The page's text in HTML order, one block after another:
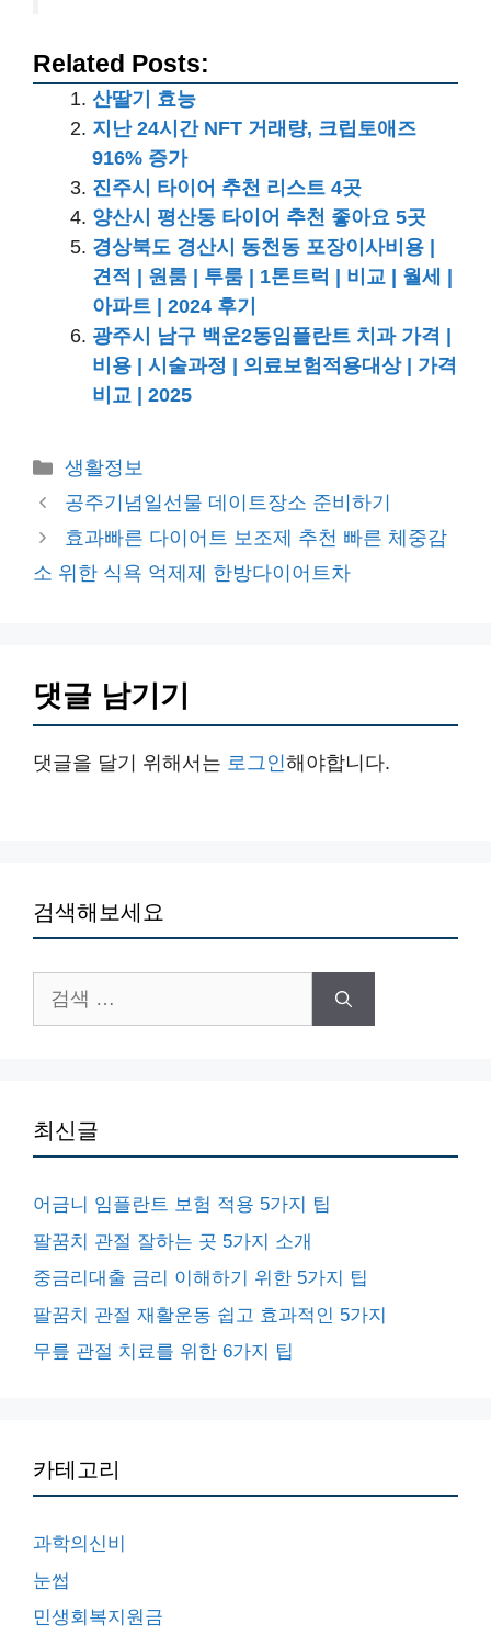
Related Posts:
산딸기 효능
지난 24시간 NFT 거래량, 크립토애즈
916% 증가
진주시 타이어 추천 리스트 4곳
양산시 평산동 타이어 추천 좋아요 5곳
경상북도 경산시 동천동 포장이사비용 |
견적 | 원룸 | 투룸 | 1톤트럭 | 비교 | 월세 |
아파트 | 2024 후기
광주시 남구 백운2동임플란트 치과 가격 |
비용 | 시술과정 | 의료보험적용대상 | 가격
비교 | 2025
카
테
리
생활정보
공주기념일선물 데이트장소 준비하기
효과빠른 다이어트 보조제 추천 빠른 체중감
소 위한 식욕 억제제 한방다이어트차
댓글 남기기
댓글을 달기 위해서는 로그인해야합니다.
검색해보세요
색:
최신글
어금니 임플란트 보험 적용 5가지 팁
팔꿈치 관절 잘하는 곳 5가지 소개
중금리대출 금리 이해하기 위한 5가지 팁
팔꿈치 관절 재활운동 쉽고 효과적인 5가지
무릎 관절 치료를 위한 6가지 팁
카테고리
과학의신비
눈썹
민생회복지원금